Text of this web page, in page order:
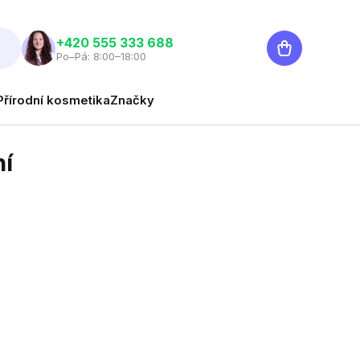
‭+420 555 333 688
Po–Pá: 8:00–18:00
Nákupní
košík
kosmetikaZnačky